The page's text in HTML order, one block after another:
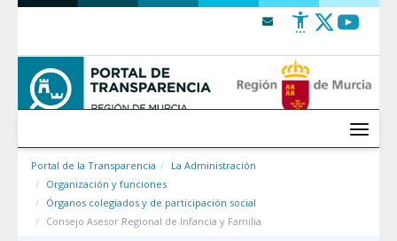
Saltar al contenido
Menú
Portal de la Transparencia
La Administración
Organización y funciones
Órganos colegiados y de participación social
Consejo Asesor Regional de Infancia y Familia